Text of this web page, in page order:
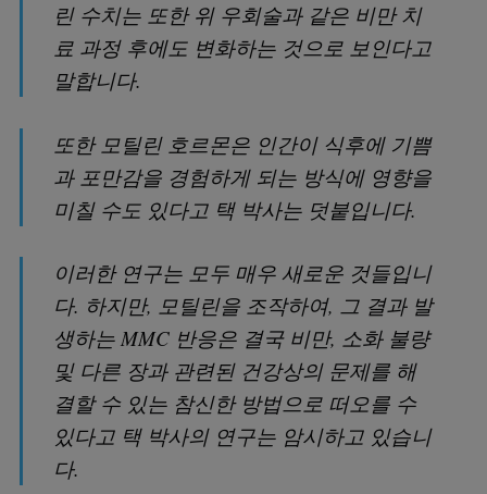
린 수치는 또한 위 우회술과 같은 비만 치
료 과정 후에도 변화하는 것으로 보인다고
말합니다.
또한 모틸린 호르몬은 인간이 식후에 기쁨
과 포만감을 경험하게 되는 방식에 영향을
미칠 수도 있다고 택 박사는 덧붙입니다.
이러한 연구는 모두 매우 새로운 것들입니
다. 하지만, 모틸린을 조작하여, 그 결과 발
생하는 MMC 반응은 결국 비만, 소화 불량
및 다른 장과 관련된 건강상의 문제를 해
결할 수 있는 참신한 방법으로 떠오를 수
있다고 택 박사의 연구는 암시하고 있습니
다.